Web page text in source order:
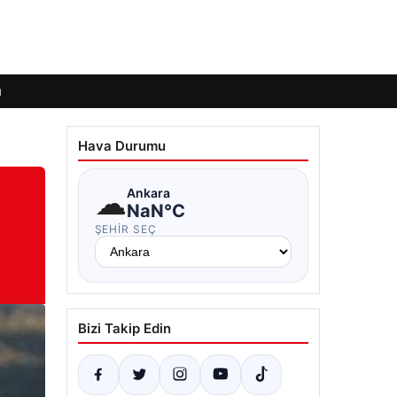
Hava Durumu
☁Ankara
NaN°C
ŞEHIR SEÇ
Bizi Takip Edin